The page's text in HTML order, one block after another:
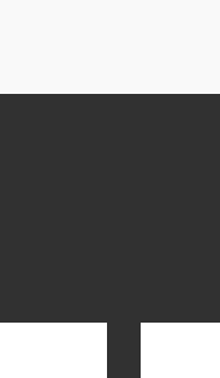
户，为客户提